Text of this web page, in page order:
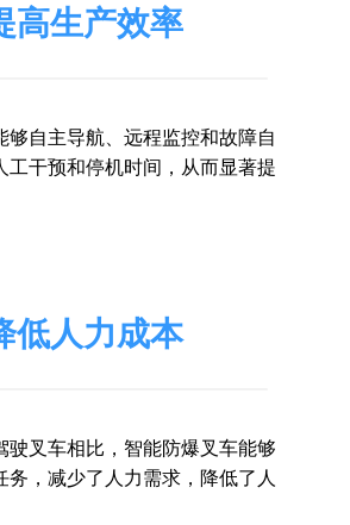
高生产效率
够自主导航、远程监控和故障自
工干预和停机时间，从而显著提
低人力成本
驶叉车相比，智能防爆叉车能够
务，减少了人力需求，降低了人